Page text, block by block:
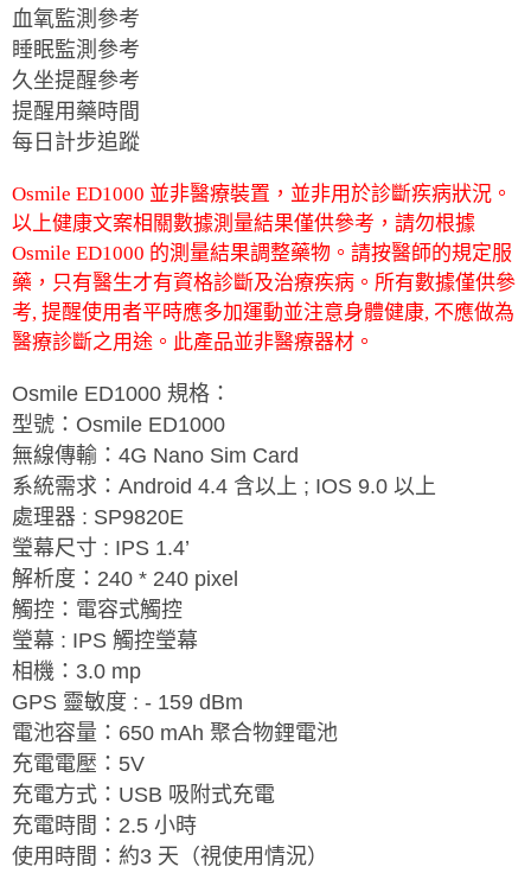
血氧監測參考
睡眠監測參考
久坐提醒參考
提醒用藥時間
每日計步追蹤
Osmile ED1000 並非醫療裝置，並非用於診斷疾病狀況。
以上健康文案相關數據測量結果僅供參考，請勿根據
Osmile ED1000 的測量結果調整藥物。請按醫師的規定服
藥，只有醫生才有資格診斷及治療疾病。所有數據僅供參
考, 提醒使用者平時應多加運動並注意身體健康, 不應做為
醫療診斷之用途。此產品並非醫療器材。
Osmile ED1000 規格：
型號： Osmile ED1000
無線傳輸： 4G Nano Sim Card
系統需求： Android 4.4 含以上 ; IOS 9.0 以上
處理器 : SP9820E
瑩幕尺寸 : IPS 1.4’
解析度： 240 * 240 pixel
觸控：電容式觸控
瑩幕 : IPS 觸控瑩幕
相機： 3.0 mp
GPS 靈敏度 : - 159 dBm
電池容量： 650 mAh 聚合物鋰電池
充電電壓： 5V
充電方式： USB 吸附式充電
充電時間： 2.5 小時
使用時間：約3 天（視使用情況）